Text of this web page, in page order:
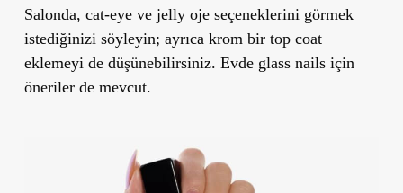
Salonda, cat-eye ve jelly oje seçeneklerini görmek
istediğinizi söyleyin; ayrıca krom bir top coat
eklemeyi de düşünebilirsiniz. Evde glass nails için
öneriler de mevcut.